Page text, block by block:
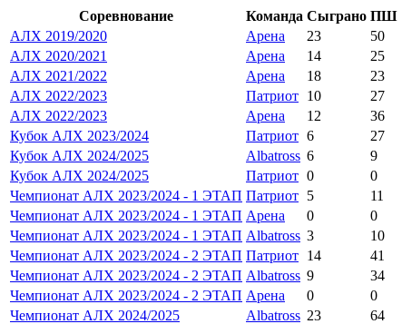
Соревнование Команда Сыграно ПШ
АЛХ 2019/2020
Арена 23 50
АЛХ 2020/2021
Арена 14 25
АЛХ 2021/2022
Арена 18 23
АЛХ 2022/2023
Патриот 10 27
АЛХ 2022/2023
Арена 12 36
Кубок АЛХ 2023/2024
Патриот 6 27
Кубок АЛХ 2024/2025
Albatross 6 9
Кубок АЛХ 2024/2025
Патриот 0 0
Чемпионат АЛХ 2023/2024 - 1 ЭТАП Патриот 5 11
Чемпионат АЛХ 2023/2024 - 1 ЭТАП Арена 0 0
Чемпионат АЛХ 2023/2024 - 1 ЭТАП Albatross 3 10
Чемпионат АЛХ 2023/2024 - 2 ЭТАП Патриот 14 41
Чемпионат АЛХ 2023/2024 - 2 ЭТАП Albatross 9 34
Чемпионат АЛХ 2023/2024 - 2 ЭТАП Арена 0 0
Чемпионат АЛХ 2024/2025
Albatross 23 64